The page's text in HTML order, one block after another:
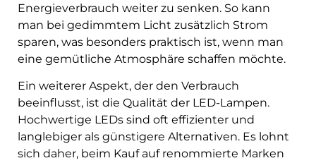
Energieverbrauch weiter zu senken. So kann
man bei gedimmtem Licht zusätzlich Strom
sparen, was besonders praktisch ist, wenn man
eine gemütliche Atmosphäre schaffen möchte.
Ein weiterer Aspekt, der den Verbrauch
beeinflusst, ist die Qualität der LED-Lampen.
Hochwertige LEDs sind oft effizienter und
langlebiger als günstigere Alternativen. Es lohnt
sich daher, beim Kauf auf renommierte Marken